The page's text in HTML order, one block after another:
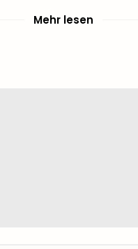
Mehr lesen